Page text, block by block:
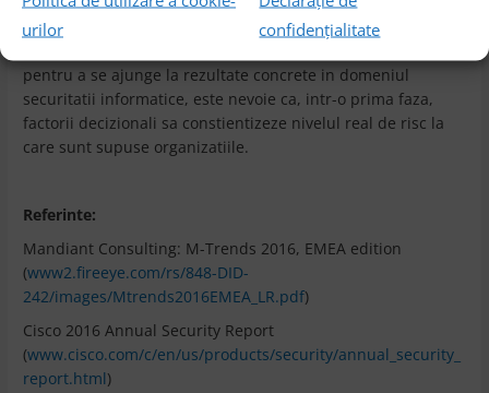
urilor
confidențialitate
pentru a se ajunge la rezultate concrete in domeniul
securitatii informatice, este nevoie ca, intr-o prima faza,
factorii decizionali sa constientizeze nivelul real de risc la
care sunt supuse organizatiile.
Referinte:
Mandiant Consulting: M-Trends 2016, EMEA edition
(www2.fireeye.com/rs/848-DID-
242/images/Mtrends2016EMEA_LR.pdf)
Cisco 2016 Annual Security Report
(www.cisco.com/c/en/us/products/security/annual_security_
report.html)